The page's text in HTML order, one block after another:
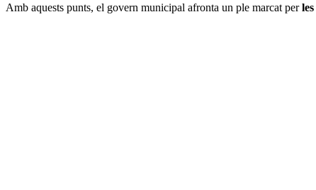
Amb aquests punts, el govern municipal afronta un ple marcat per